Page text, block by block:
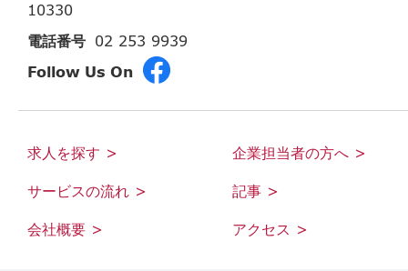
10330
電話番号 02 253 9939
Follow Us On
求人を探す > 企業担当者の方へ >
サービスの流れ > 記事 >
会社概要 > アクセス >